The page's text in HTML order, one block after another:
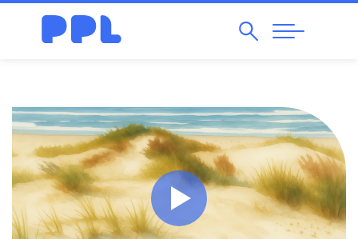
Pesquisar
Abrir
Navegação